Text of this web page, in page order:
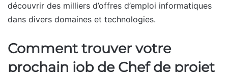
découvrir des milliers d’offres d’emploi informatiques
dans divers domaines et technologies.
Comment trouver votre
prochain job de Chef de projet